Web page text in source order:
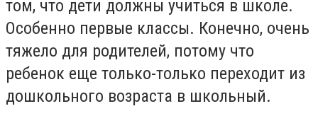
том, что дети должны учиться в школе.
Особенно первые классы. Конечно, очень
тяжело для родителей, потому что
ребенок еще только-только переходит из
дошкольного возраста в школьный.